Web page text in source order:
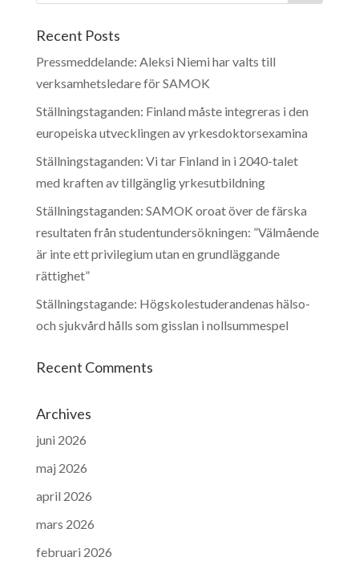
Recent Posts
Pressmeddelande: Aleksi Niemi har valts till
verksamhetsledare för SAMOK
Ställningstaganden: Finland måste integreras i den
europeiska utvecklingen av yrkesdoktorsexamina
Ställningstaganden: Vi tar Finland in i 2040-talet
med kraften av tillgänglig yrkesutbildning
Ställningstaganden: SAMOK oroat över de färska
resultaten från studentundersökningen: ”Välmående
är inte ett privilegium utan en grundläggande
rättighet”
Ställningstagande: Högskolestuderandenas hälso-
och sjukvård hålls som gisslan i nollsummespel
Recent Comments
Archives
juni 2026
maj 2026
april 2026
mars 2026
februari 2026